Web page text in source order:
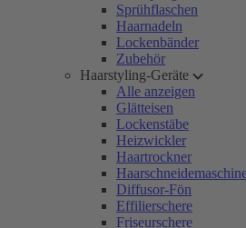
Sprühflaschen
Haarnadeln
Lockenbänder
Zubehör
Haarstyling-Geräte
Alle anzeigen
Glätteisen
Lockenstäbe
Heizwickler
Haartrockner
Diffusor-Fön
Effilierschere
Friseurschere